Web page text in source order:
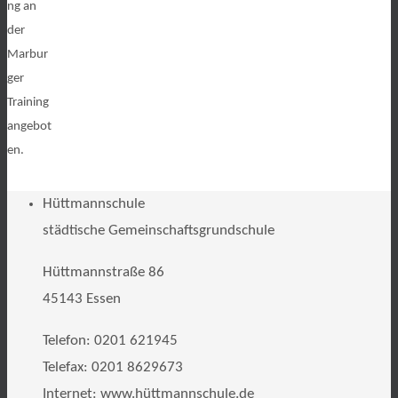
ng an
der
Marbur
ger
Training
angebot
en.
Hüttmannschule
städtische Gemeinschaftsgrundschule
Hüttmannstraße 86
45143 Essen
Telefon: 0201 621945
Telefax: 0201 8629673
Internet: www.hüttmannschule.de